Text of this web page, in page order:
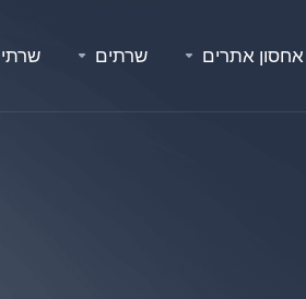
אחסון אתרים שרתים